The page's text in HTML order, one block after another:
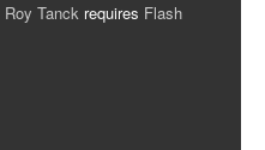
Roy Tanck requires Flash